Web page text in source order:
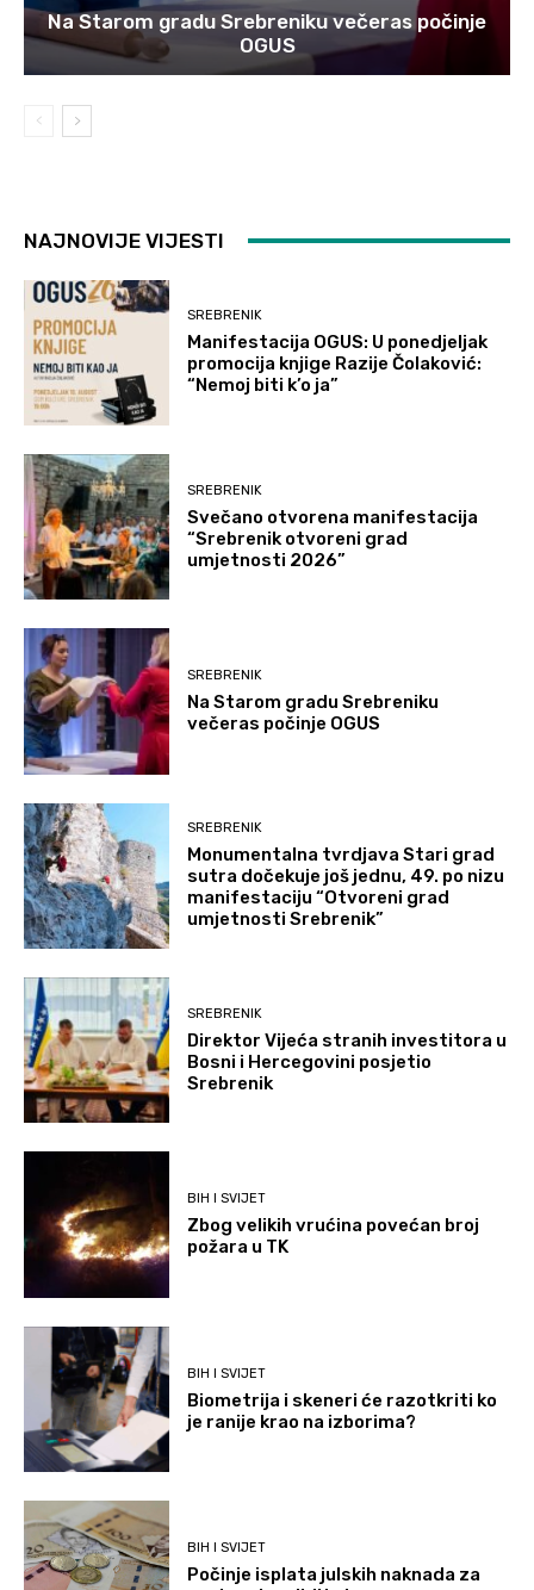
Na Starom gradu Srebreniku večeras počinje
OGUS
NAJNOVIJE VIJESTI
SREBRENIK
Manifestacija OGUS: U ponedjeljak
promocija knjige Razije Čolaković:
“Nemoj biti k’o ja”
SREBRENIK
Svečano otvorena manifestacija
“Srebrenik otvoreni grad
umjetnosti 2026”
SREBRENIK
Na Starom gradu Srebreniku
večeras počinje OGUS
SREBRENIK
Monumentalna tvrdjava Stari grad
sutra dočekuje još jednu, 49. po nizu
manifestaciju “Otvoreni grad
umjetnosti Srebrenik”
SREBRENIK
Direktor Vijeća stranih investitora u
Bosni i Hercegovini posjetio
Srebrenik
BIH I SVIJET
Zbog velikih vrućina povećan broj
požara u TK
BIH I SVIJET
Biometrija i skeneri će razotkriti ko
je ranije krao na izborima?
BIH I SVIJET
Počinje isplata julskih naknada za